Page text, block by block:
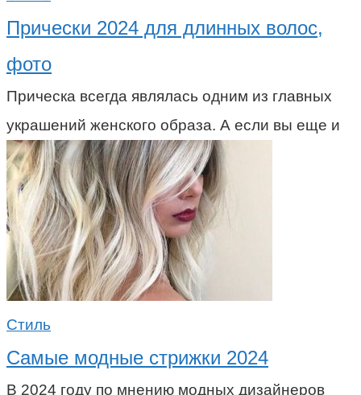
Прически 2024 для длинных волос,
фото
Прическа всегда являлась одним из главных
украшений женского образа. А если вы еще и
Стиль
Самые модные стрижки 2024
В 2024 году по мнению модных дизайнеров